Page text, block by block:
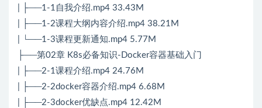
| ├──1-1自我介绍.mp4 33.43M
| ├──1-2课程大纲内容介绍.mp4 38.21M
| └──1-3课程更新通知.mp4 5.77M
├──第02章 K8s必备知识-Docker容器基础入门
| ├──2-1课程介绍.mp4 24.76M
| ├──2-2docker容器介绍.mp4 6.68M
| ├──2-3docker优缺点.mp4 12.42M